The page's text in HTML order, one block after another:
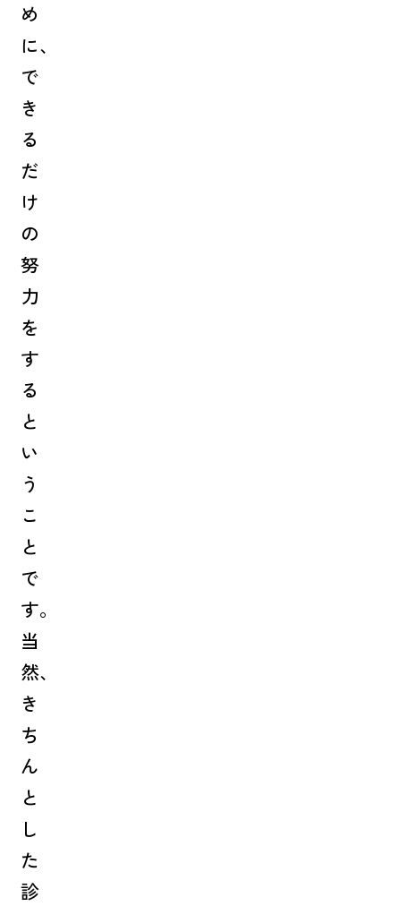
め
に、
で
き
る
だ
け
の
努
力
を
す
る
と
い
う
こ
と
で
す。
当
然、
き
ち
ん
と
し
た
診